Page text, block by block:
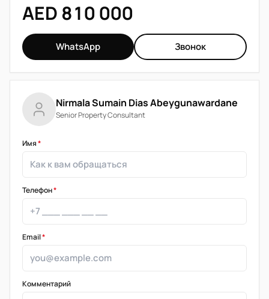
AED 810 000
WhatsApp Звонок
Nirmala Sumain Dias Abeygunawardane
Senior Property Consultant
Имя*
Телефон*
Email*
Комментарий